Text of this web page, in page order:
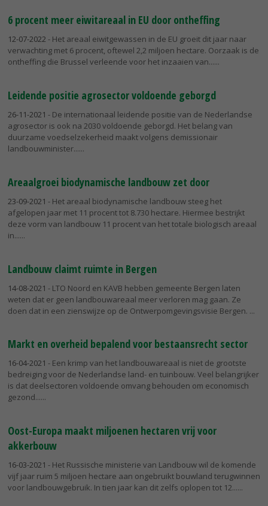
6 procent meer eiwitareaal in EU door ontheffing
12-07-2022 - Het areaal eiwitgewassen in de EU groeit dit jaar naar
verwachting met 6 procent, oftewel 2,2 miljoen hectare. Oorzaak is de
ontheffing die Brussel verleende voor het inzaaien van...
Leidende positie agrosector voldoende geborgd
26-11-2021 - De internationaal leidende positie van de Nederlandse
agrosector is ook na 2030 voldoende geborgd. Het belang van
duurzame voedselzekerheid maakt volgens demissionair
landbouwminister...
Areaalgroei biodynamische landbouw zet door
23-09-2021 - Het areaal biodynamische landbouw steeg het
afgelopen jaar met 11 procent tot 8.730 hectare. Hiermee bestrijkt
deze vorm van landbouw 11 procent van het totale biologisch areaal
in...
Landbouw claimt ruimte in Bergen
14-08-2021 - LTO Noord en KAVB hebben gemeente Bergen laten
weten dat er geen landbouwareaal meer verloren mag gaan. Ze
doen dat in een zienswijze op de Ontwerpomgevingsvisie Bergen.
Markt en overheid bepalend voor bestaansrecht sector
16-04-2021 - Een krimp van het landbouwareaal is niet de grootste
bedreiging voor de Nederlandse land- en tuinbouw. Veel belangrijker
is dat deelsectoren voldoende omvang behouden om economisch
gezond...
Oost-Europa maakt miljoenen hectaren vrij voor
akkerbouw
16-03-2021 - Het Russische ministerie van Landbouw wil de komende
vijf jaar ruim 5 miljoen hectare aan ongebruikt bouwland terugwinnen
voor landbouwgebruik. In tien jaar kan dit zelfs oplopen tot 12...